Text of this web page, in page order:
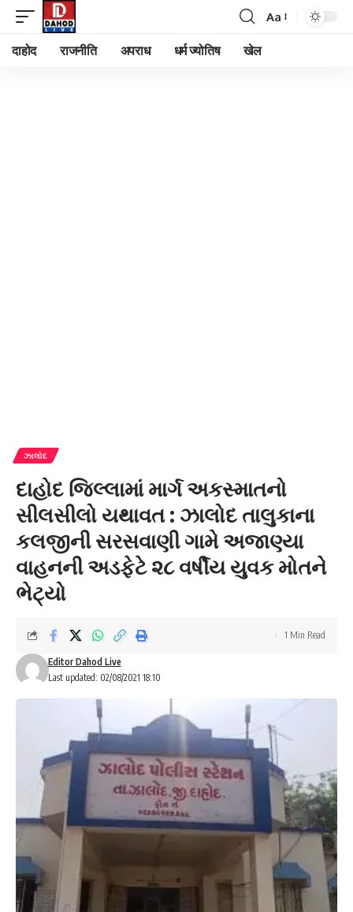
Font
Aa
दाहोद राजनीति अपराध धर्म ज्योतिष खेल
ઝાલોદ
દાહોદ જિલ્લામાં માર્ગ અકસ્માતનો
સીલસીલો યથાવત : ઝાલોદ તાલુકાના
કલજીની સરસવાણી ગામે અજાણ્યા
વાહનની અડફેટે ૨૮ વર્ષીય યુવક મોતને
ભેટ્યો
Last updated: 02/08/2021 18:10
Editor Dahod Live
1 Min Read